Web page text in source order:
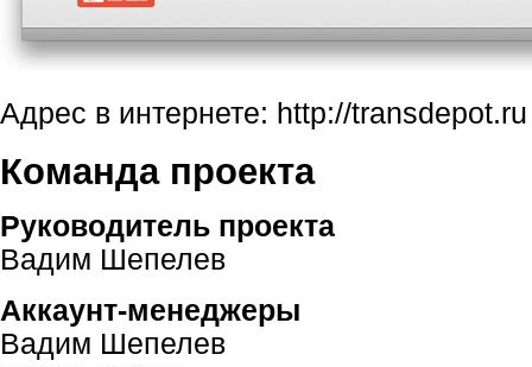
Адрес в интернете: http://transdepot.ru
Команда проекта
Руководитель проекта
Вадим Шепелев
Аккаунт-менеджеры
Вадим Шепелев